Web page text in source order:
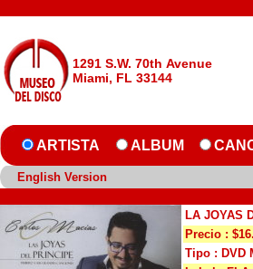
1291 S.W. 70th Avenue
Miami, FL 33144
ARTISTA ALBUM
English Version
LA JOYAS
Precio :
Tipo : DVD